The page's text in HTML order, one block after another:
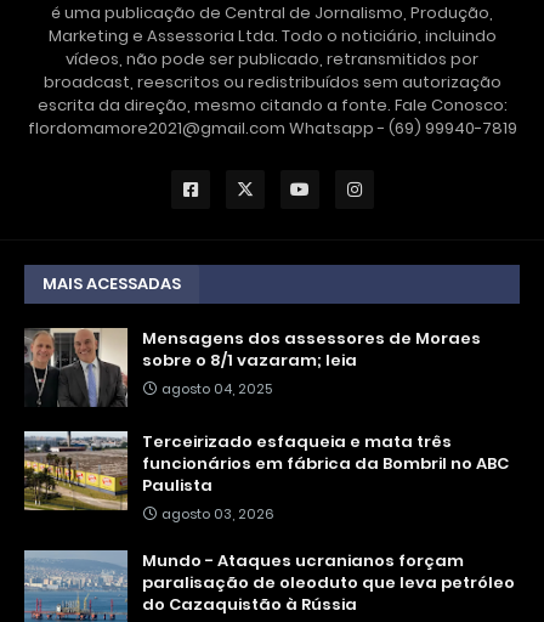
é uma publicação de Central de Jornalismo, Produção,
Marketing e Assessoria Ltda. Todo o noticiário, incluindo
vídeos, não pode ser publicado, retransmitidos por
broadcast, reescritos ou redistribuídos sem autorização
escrita da direção, mesmo citando a fonte. Fale Conosco:
flordomamore2021@gmail.com Whatsapp - (69) 99940-7819
MAIS ACESSADAS
Mensagens dos assessores de Moraes
sobre o 8/1 vazaram; leia
agosto 04, 2025
Terceirizado esfaqueia e mata três
funcionários em fábrica da Bombril no ABC
Paulista
agosto 03, 2026
Mundo - Ataques ucranianos forçam
paralisação de oleoduto que leva petróleo
do Cazaquistão à Rússia